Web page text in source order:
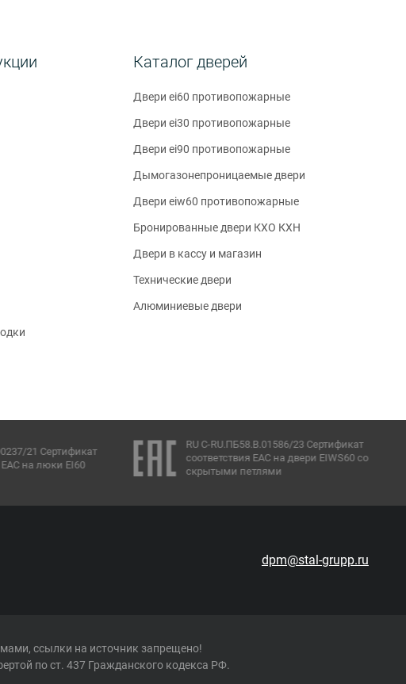
Каталог дверей
Двери ei60 противопожарные
Двери ei30 противопожарные
Двери ei90 противопожарные
Дымогазонепроницаемые двери
Двери eiw60 противопожарные
Бронированные двери КХО КХН
Двери в кассу и магазин
Технические двери
Алюминиевые двери
21 Сертификат
ЕАС на люки EI60
RU C-RU.ПБ58.В.01586/23 Сертификат
соответствия ЕАС на двери EIWS60 со
скрытыми петлями
dpm@stal-grupp.ru
ссылки на источник запрещено!
по ст. 437 Гражданского кодекса РФ.